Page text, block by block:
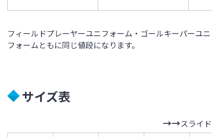
フィールドプレーヤーユニフォーム・ゴールキーパーユニ
フォームともに同じ値段になります。
サイズ表
スライド